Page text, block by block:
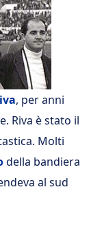
, per anni
Riva è stato il
Molti
della bandiera
al sud